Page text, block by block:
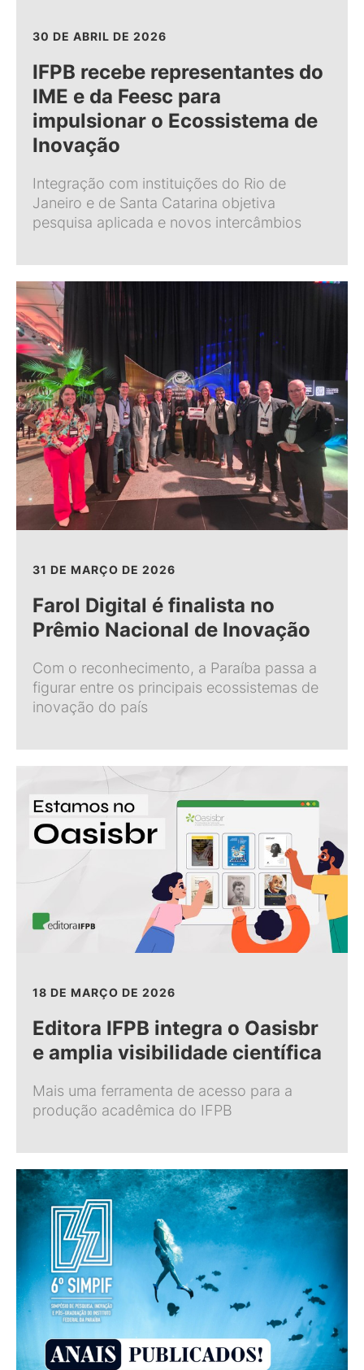
30 DE ABRIL DE 2026
IFPB recebe representantes do
IME e da Feesc para
impulsionar o Ecossistema de
Inovação
Integração com instituições do Rio de
Janeiro e de Santa Catarina objetiva
pesquisa aplicada e novos intercâmbios
31 DE MARÇO DE 2026
Farol Digital é finalista no
Prêmio Nacional de Inovação
Com o reconhecimento, a Paraíba passa a
figurar entre os principais ecossistemas de
inovação do país
18 DE MARÇO DE 2026
Editora IFPB integra o Oasisbr
e amplia visibilidade científica
Mais uma ferramenta de acesso para a
produção acadêmica do IFPB